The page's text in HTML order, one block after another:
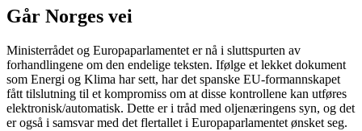
Går Norges vei
Ministerrådet og Europaparlamentet er nå i sluttspurten av
forhandlingene om den endelige teksten. Ifølge et lekket dokument
som Energi og Klima har sett, har det spanske EU-formannskapet
fått tilslutning til et kompromiss om at disse kontrollene kan utføres
elektronisk/automatisk. Dette er i tråd med oljenæringens syn, og det
er også i samsvar med det flertallet i Europaparlamentet ønsket seg.